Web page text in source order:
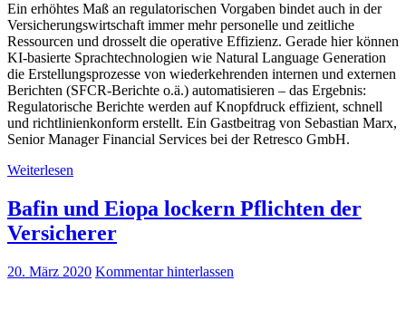
Ein erhöhtes Maß an regulatorischen Vorgaben bindet auch in der
Versicherungswirtschaft immer mehr personelle und zeitliche
Ressourcen und drosselt die operative Effizienz. Gerade hier können
KI-basierte Sprachtechnologien wie Natural Language Generation
die Erstellungsprozesse von wiederkehrenden internen und externen
Berichten (SFCR-Berichte o.ä.) automatisieren – das Ergebnis:
Regulatorische Berichte werden auf Knopfdruck effizient, schnell
und richtlinienkonform erstellt. Ein Gastbeitrag von Sebastian Marx,
Senior Manager Financial Services bei der Retresco GmbH.
Weiterlesen
Bafin und Eiopa lockern Pflichten der
Versicherer
20. März 2020 Kommentar hinterlassen